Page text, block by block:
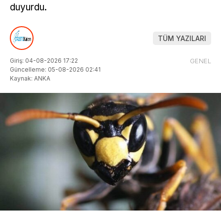
duyurdu.
TÜM YAZILARI
Giriş: 04-08-2026 17:22
Güncelleme: 05-08-2026 02:41
Kaynak: ANKA
GENEL